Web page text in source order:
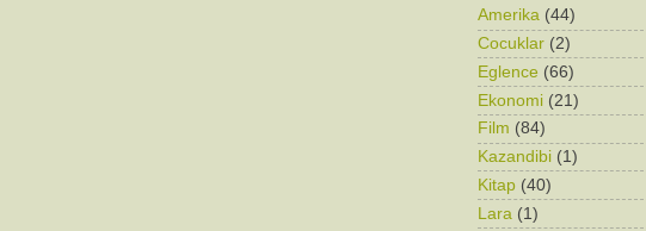
Amerika (44)
Cocuklar (2)
Eglence (66)
Ekonomi (21)
Film (84)
Kazandibi (1)
Kitap (40)
Lara (1)